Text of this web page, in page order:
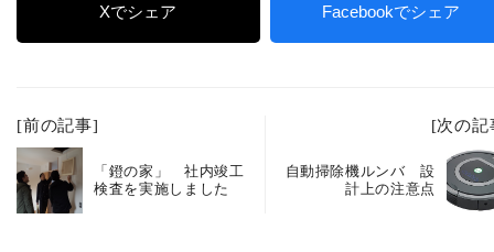
Xでシェア Facebookでシェア
[前の記事]
「鐙の家」 社内竣工
検査を実施しました
[次の記
自動掃除機ルンバ 設
計上の注意点